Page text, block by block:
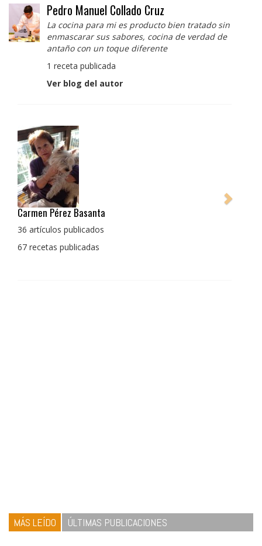
Pedro Manuel Collado Cruz
La cocina para mi es producto bien tratado sin
enmascarar sus sabores, cocina de verdad de
antaño con un toque diferente
1 receta publicada
Ver blog del autor
Pedro Manuel Collado Cruz
La cocina para mi es producto bien tratado sin
con un toque diferente